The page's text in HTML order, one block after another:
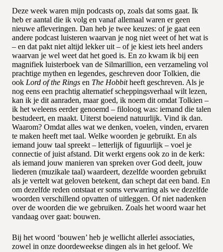
Deze week waren mijn podcasts op, zoals dat soms gaat. Ik
heb er aantal die ik volg en vanaf allemaal waren er geen
nieuwe afleveringen. Dan heb je twee keuzes: of je gaat een
andere podcast luisteren waarvan je nog niet weet of het wat is
– en dat pakt niet altijd lekker uit – of je kiest iets heel anders
waarvan je wel weet dat het goed is. En zo kwam ik bij een
magnifiek luisterboek van de Silmarillion, een verzameling vol
prachtige mythen en legendes, geschreven door Tolkien, die
ook Lord of the Rings en The Hobbitheeft geschreven. Als je
nog eens een prachtig alternatief scheppingsverhaal wilt lezen,
kan ik je dit aanraden, maar goed, ik noem dit omdat Tolkien –
ik het weleens eerder genoemd – filoloog was: iemand die talen
bestudeert, en maakt. Uiterst boeiend natuurlijk. Vind ik dan.
Waarom? Omdat alles wat we denken, voelen, vinden, ervaren
te maken heeft met taal. Welke woorden je gebruikt. En als
iemand jouw taal spreekt – letterlijk of figuurlijk – voel je
connectie of juist afstand. Dit werkt ergens ook zo in de kerk:
als iemand jouw manieren van spreken over God deelt, jouw
liederen (muzikale taal) waardeert, dezelfde woorden gebruikt
als je vertelt wat geloven betekent, dan schept dat een band. En
om dezelfde reden ontstaat er soms verwarring als we dezelfde
woorden verschillend opvatten of uitleggen. Of niet nadenken
over de woorden die we gebruiken. Zoals het woord waar het
vandaag over gaat: bouwen.
Bij het woord ‘bouwen’ heb je wellicht allerlei associaties,
zowel in onze doordeweekse dingen als in het geloof. We